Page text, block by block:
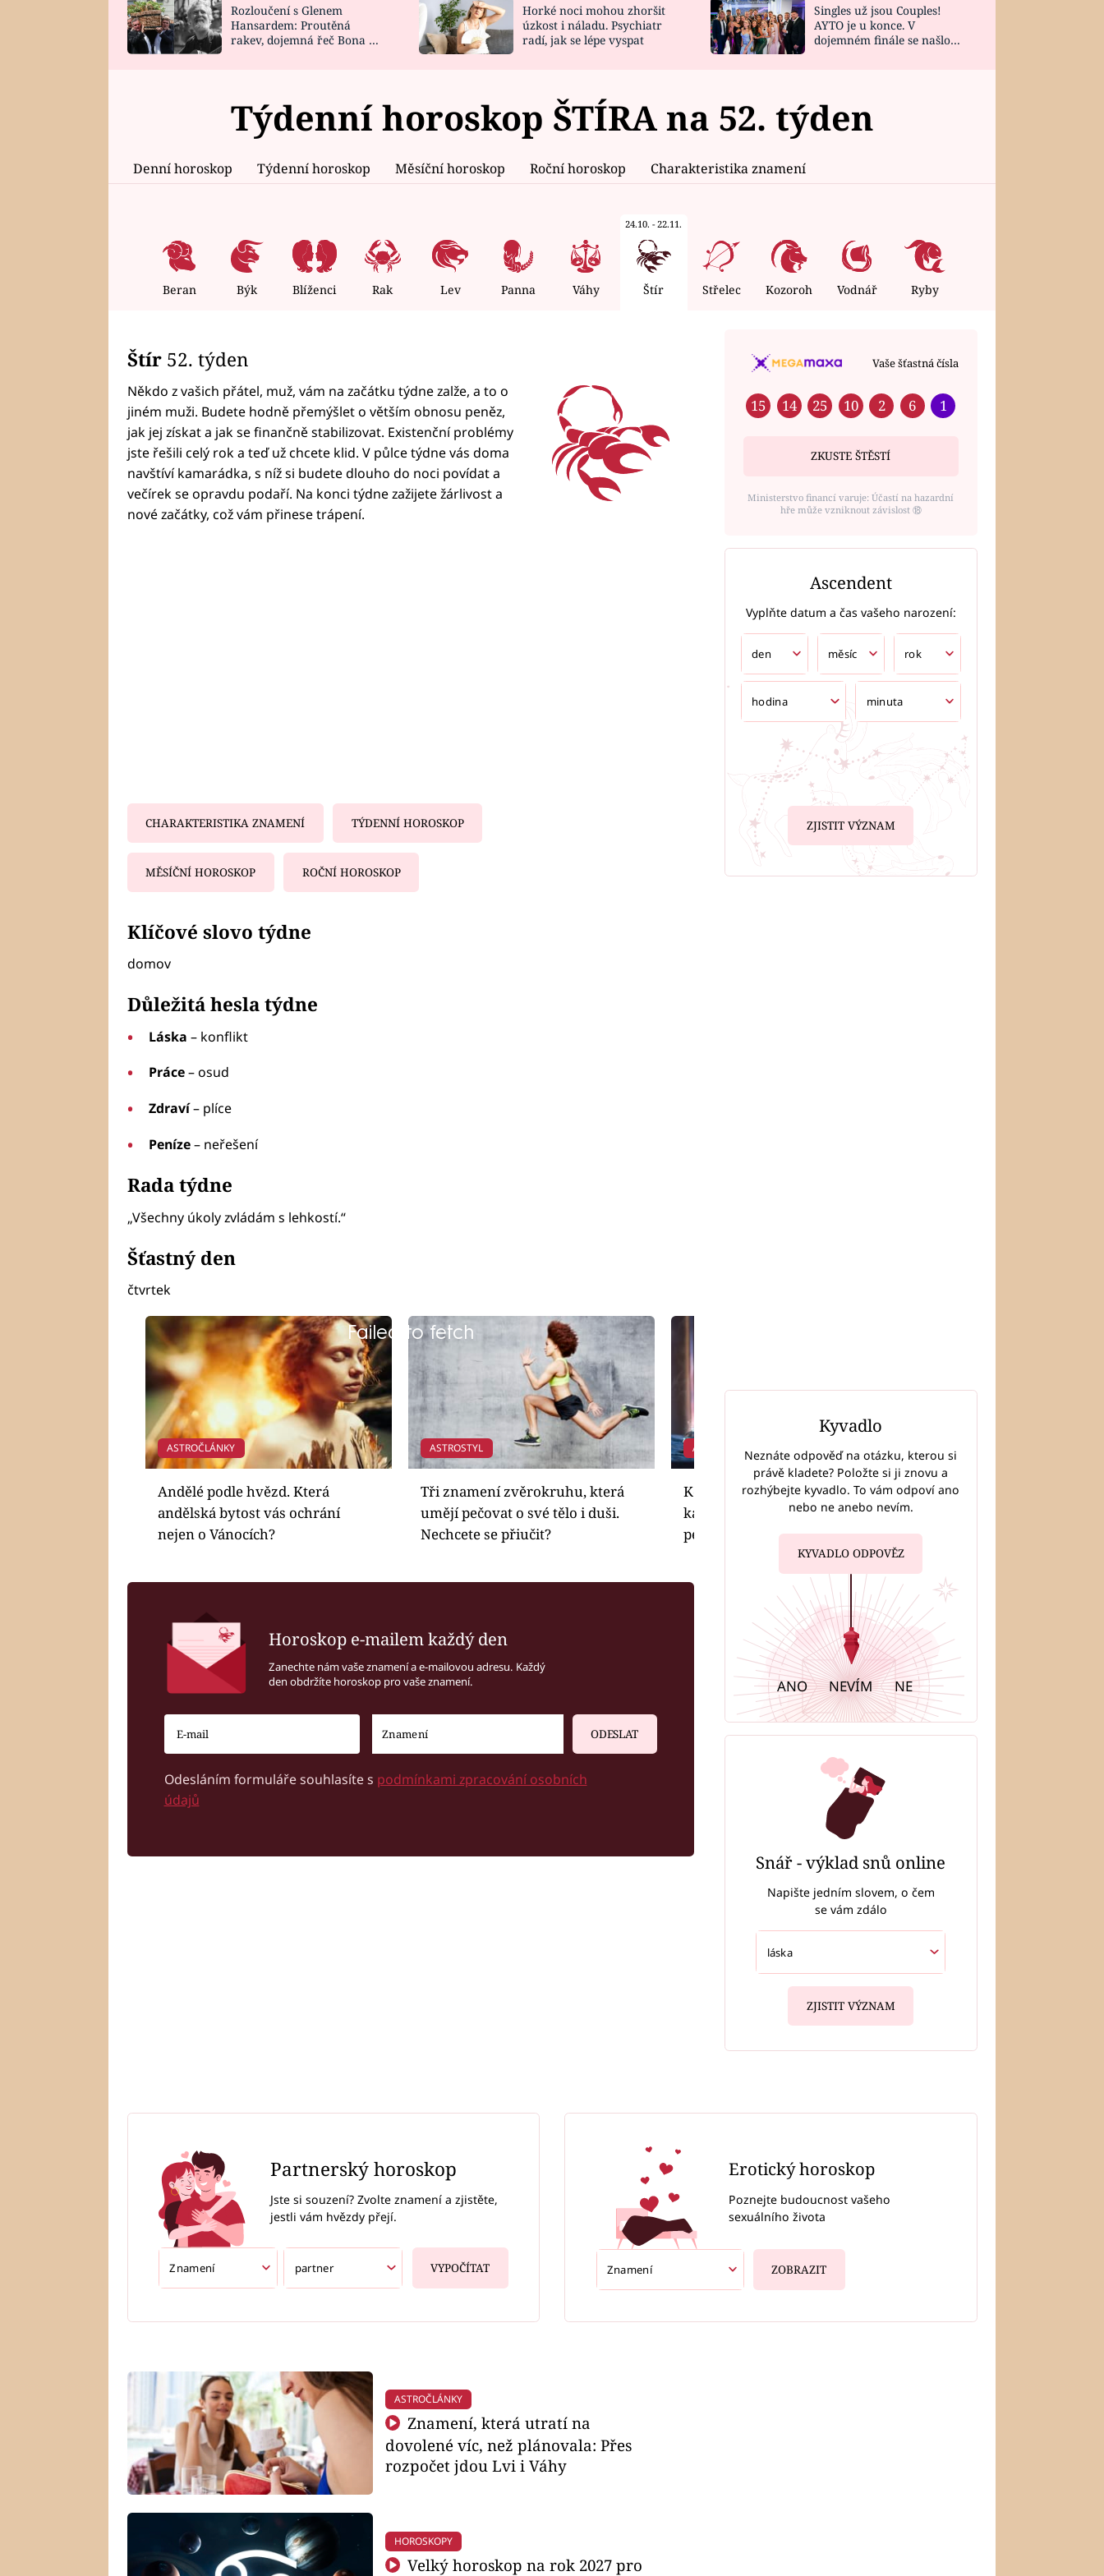
HOROSKOP NA
CELEBRITY
VAŘENÍ
NOVINKY
VIDEORECEPTY
ZAHRADA
DESIGN
Rozloučení s Glenem
Hansardem: Proutěná
rakev, dojemná řeč Bona a
Horké noci mohou zhoršit
úzkost i náladu. Psychiatr
radí, jak se lépe vyspat
Singles už jsou Couples!
AYTO je u konce. V
dojemném finále se našlo
Týdenní horoskop ŠTÍRA na 52. týden
Denní horoskop Týdenní horoskop Měsíční horoskop Roční horoskop Charakteristika znamení
Beran Býk Blíženci Rak Lev Panna Váhy
24.10. - 22.11.
Štír Střelec Kozoroh Vodnář Ryby
Štír 52. týden
Někdo z vašich přátel, muž, vám na začátku týdne zalže, a to o
jiném muži. Budete hodně přemýšlet o větším obnosu peněz,
jak jej získat a jak se finančně stabilizovat. Existenční problémy
jste řešili celý rok a teď už chcete klid. V půlce týdne vás doma
navštíví kamarádka, s níž si budete dlouho do noci povídat a
večírek se opravdu podaří. Na konci týdne zažijete žárlivost a
nové začátky, což vám přinese trápení.
CHARAKTERISTIKA ZNAMENÍ TÝDENNÍ HOROSKOP
MĚSÍČNÍ HOROSKOP ROČNÍ HOROSKOP
Klíčové slovo týdne
domov
Důležitá hesla týdne
Láska – konflikt
Práce– osud
Zdraví– plíce
Peníze– neřešení
Rada týdne
„Všechny úkoly zvládám s lehkostí.“
Šťastný den
čtvrtek
Failed to fetch
ASTROČLÁNKY
Andělé podle hvězd. Která
andělská bytost vás ochrání
nejen o Vánocích?
ASTROSTYL
Tři znamení zvěrokruhu, která
umějí pečovat o své tělo i duši.
Nechcete se přiučit?
ASTROČLÁNKY
Kouzla pro šťastný rok 2024 podle
kartářky. Jak si přivolat lásku i
peníze? Zkuste sůl a klíč
Horoskop e-mailem každý den
Zanechte nám vaše znamení a e-mailovou adresu. Každý
den obdržíte horoskop pro vaše znamení.
ODESLAT
Odesláním formuláře souhlasíte s podmínkami zpracování osobních
údajů
Vaše šťastná čísla
15 14 25 10 2 6 1
ZKUSTE ŠTĚSTÍ
Ministerstvo financí varuje: Účastí na hazardní
hře může vzniknout závislost ⑱
Ascendent
Vyplňte datum a čas vašeho narození:
ZJISTIT VÝZNAM
Kyvadlo
Neznáte odpověď na otázku, kterou si
právě kladete? Položte si ji znovu a
rozhýbejte kyvadlo. To vám odpoví ano
nebo ne anebo nevím.
KYVADLO ODPOVĚZ
ANO NEVÍM NE
Snář - výklad snů online
Napište jedním slovem, o čem
se vám zdálo
ZJISTIT VÝZNAM
Partnerský horoskop
Jste si souzení? Zvolte znamení a zjistěte,
jestli vám hvězdy přejí.
VYPOČÍTAT
Erotický horoskop
Poznejte budoucnost vašeho
sexuálního života
ZOBRAZIT
ASTROČLÁNKY
Znamení, která utratí na
dovolené víc, než plánovala: Přes
rozpočet jdou Lvi i Váhy
HOROSKOPY
Velký horoskop na rok 2027 pro